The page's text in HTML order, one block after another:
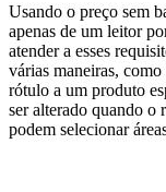
Usando o preço sem
apenas de um leitor
atender a esses
várias maneiras,
rótulo a um produto
ser alterado quando
podem selecionar